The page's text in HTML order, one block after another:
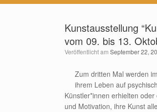
Kunstausstellung
vom 09. bis 13.
Veröffentlicht am September 22,
Zum dritten Mal werden
ihrem Leben auf
Künstler*innen erhielten
und Motivation, ihre Kunst